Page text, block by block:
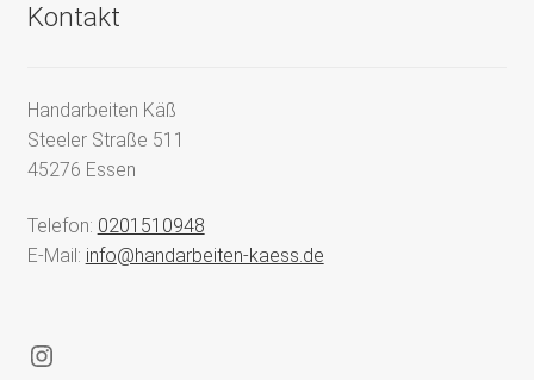
Kontakt
Handarbeiten Käß
Steeler Straße 511
45276 Essen
Telefon: 0201510948
E-Mail: info@handarbeiten-kaess.de
Instagram